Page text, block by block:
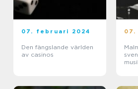
07. februari 2024
Den fängslande världen
av casinos